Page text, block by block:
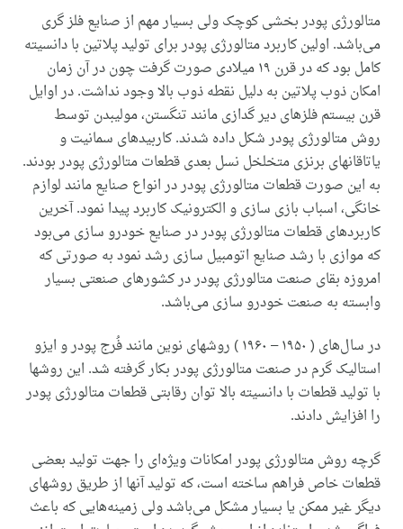
متالورژی پودر بخشی کوچک ولی بسیار مهم از صنایع فلز گری
می‌‌باشد. اولین کاربرد متالورژی پودر برای تولید پلاتین با دانسیته
کامل بود که در قرن ۱۹ میلادی صورت گرفت چون در آن زمان
امکان ذوب پلاتین به دلیل نقطه ذوب بالا وجود نداشت. در اوایل
قرن بیستم فلزهای دیر گدازی مانند تنگستن، مولیبدن توسط
روش متالورژی پودر شکل داده شدند. کاربیدهای سمانیت و
یاتاقانهای برنزی متخلخل نسل بعدی قطعات متالورژی پودر بودند.
به این صورت قطعات متالورژی پودر در انواع صنایع مانند لوازم
خانگی، اسباب بازی سازی و الکترونیک کاربرد پیدا نمود. آخرین
کاربردهای قطعات متالورژی پودر در صنایع خودرو سازی می‌‌بود
که موازی با رشد صنایع اتومبیل سازی رشد نمود به صورتی که
امروزه بقای صنعت متالورژی پودر در کشورهای صنعتی بسیار
وابسته به صنعت خودرو سازی می‌‌باشد.
در سال‌های ( ۱۹۵۰ – ۱۹۶۰ ) روشهای نوین مانند فُرج پودر و ایزو
استالیک گرم در صنعت متالورژی پودر بکار گرفته شد. این روشها
با تولید قطعات با دانسیته بالا توان رقابتی قطعات متالورژی پودر
را افزایش دادند.
گرچه روش متالورژی پودر امکانات ویژه‌ای را جهت تولید بعضی
قطعات خاص فراهم ساخته است، که تولید آنها از طریق روشهای
دیگر غیر ممکن یا بسیار مشکل می‌‌باشد ولی زمینه‌هايی که باعث